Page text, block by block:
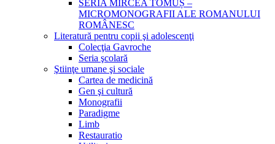
SERIA MIRCEA TOMUȘ –
MICROMONOGRAFII ALE ROMANULUI
ROMÂNESC
Literatură pentru copii şi adolescenţi
Colecţia Gavroche
Seria şcolară
Ştiinţe umane şi sociale
Cartea de medicină
Gen şi cultură
Monografii
Paradigme
Limb
Restauratio